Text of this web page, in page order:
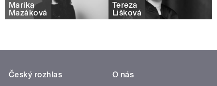
Marika
Mazáková
Tereza
Lišková
Český rozhlas
O nás